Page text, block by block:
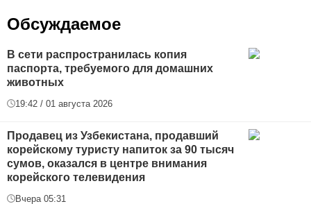
Обсуждаемое
В сети распространилась копия
паспорта, требуемого для домашних
животных
19:42 / 01 августа 2026
Продавец из Узбекистана, продавший
корейскому туристу напиток за 90 тысяч
сумов, оказался в центре внимания
корейского телевидения
Вчера 05:31